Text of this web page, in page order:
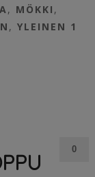
, MÖKKI ,
, YLEINEN 1
0